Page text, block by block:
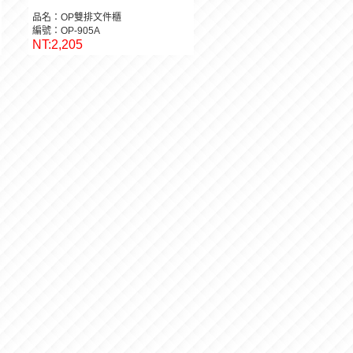
品名：OP雙排文件櫃
編號：OP-905A
NT:2,205